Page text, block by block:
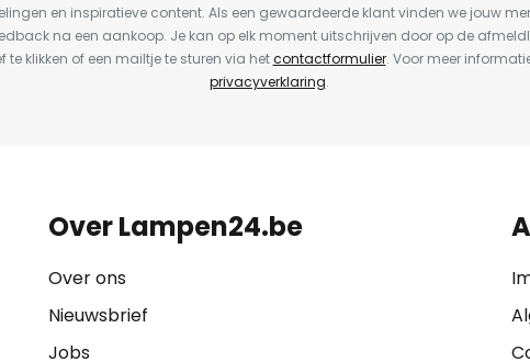
en inspiratieve content. Als een gewaardeerde klant vinden we jouw
na een aankoop. Je kan op elk moment uitschrijven door op de
te klikken of een mailtje te sturen via hetcontactformulier. Voor meer
privacyverklaring.
Over Lampen24.be
Over ons
Nieuwsbrief
Jobs